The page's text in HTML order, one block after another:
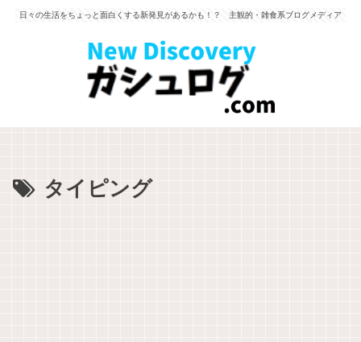
日々の生活をちょっと面白くする新発見があるかも！？ 主観的・雑食系ブログメディア
タイピング